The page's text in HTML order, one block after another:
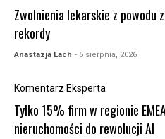
Zwolnienia lekarskie z powodu
rekordy
Anastazja Lach - 6 sierpnia, 2026
Komentarz Eksperta
Tylko 15% firm w regionie
nieruchomości do rewolucji AI